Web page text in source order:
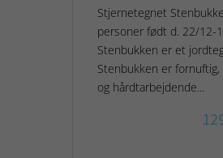
Stjernetegnet
personer født d. 22/12-
Stenbukken er et
Stenbukken er fornuftig,
og hårdtarbejdende...